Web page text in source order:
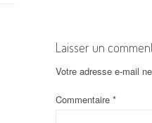
i
g
Laisser un
Votre adresse e-mail
Commentaire *